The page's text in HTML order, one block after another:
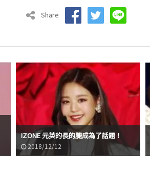
Share
IZONE 元英的長的腿成為了話題！
2018/12/12